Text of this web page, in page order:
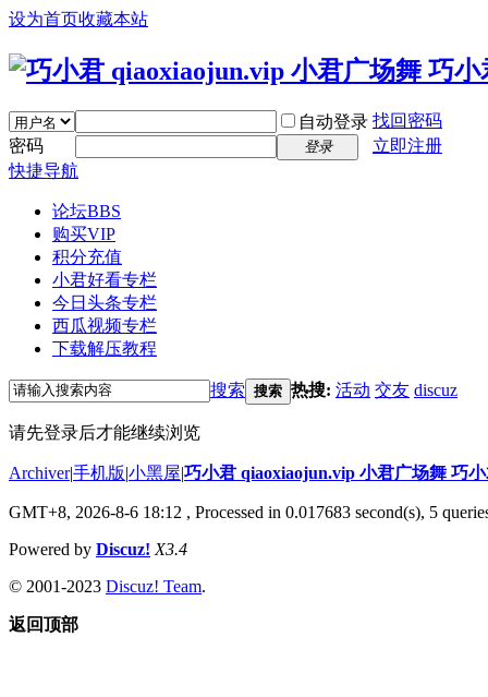
设为首页收藏本站
自动登录 找回密码
密码
登录
立即注册
快捷导航
论坛BBS
购买VIP
积分充值
小君好看专栏
今日头条专栏
西瓜视频专栏
下载解压教程
搜索 搜索 热搜: 活动 交友 discuz
请先登录后才能继续浏览
Archiver|手机版|小黑屋|巧小君 qiaoxiaojun.vip 小君广场舞 巧
GMT+8, 2026-8-6 18:12 , Processed in 0.017683 second(s), 5
Powered by Discuz! X3.4
© 2001-2023 Discuz! Team.
返回顶部